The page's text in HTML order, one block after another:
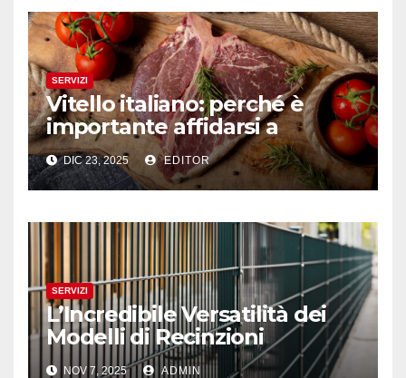
SERVIZI
Vitello italiano: perché è
importante affidarsi a
professionisti del settore
DIC 23, 2025 EDITOR
SERVIZI
L’Incredibile Versatilità dei
Modelli di Recinzioni
Modulari: Dal LA01 al LA08
NOV 7, 2025 ADMIN